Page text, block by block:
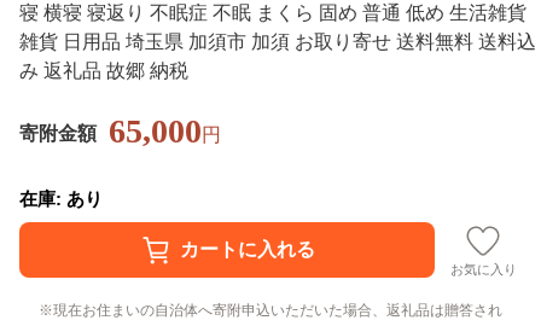
寝 横寝 寝返り 不眠症 不眠 まくら 固め 普通 低め 生活雑貨
雑貨 日用品 埼玉県 加須市 加須 お取り寄せ 送料無料 送料込
み 返礼品 故郷 納税
寄附金額 65,000円
在庫: あり
お気に入り
現在お住まいの自治体へ寄附申込いただいた場合、返礼品は贈答され